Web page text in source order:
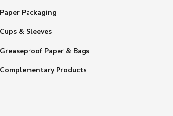
Paper Packaging
Cups & Sleeves
Greaseproof Paper & Bags
Complementary Products